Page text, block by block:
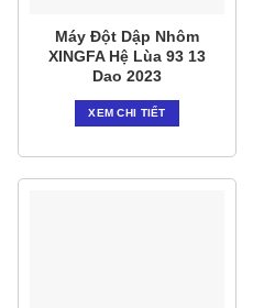
Máy Đột Dập Nhôm
XINGFA Hệ Lùa 93 13
Dao 2023
XEM CHI TIẾT